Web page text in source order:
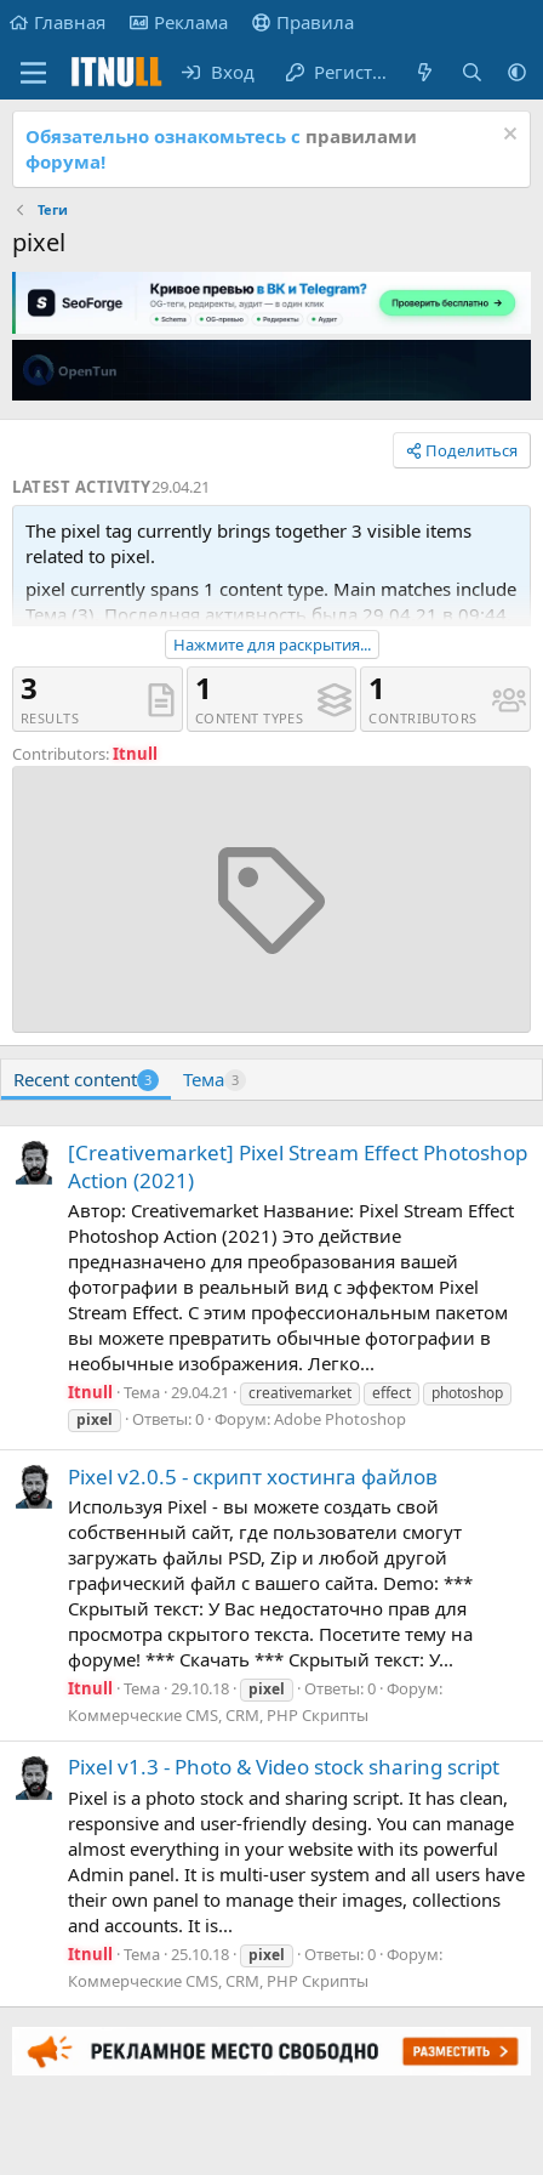
Главная Реклама Правила
Вход Регистрация
Обязательно ознакомьтесь с правилами
форума!
Теги
pixel
Поделиться
LATEST ACTIVITY29.04.21
The pixel tag currently brings together 3 visible items
related to pixel.
pixel currently spans 1 content type. Main matches include
Тема (3). Последняя активность была 29.04.21 в 09:44.
Recent tagged content includes Тема '[Creativemarket]
Pixel Stream Effect Photoshop Action (2021)', Тема 'Pixel
v2.0.5 - скрипт хостинга файлов' and Тема 'Pixel v1.3 -
Photo &amp;amp; Video stock sharing script'.
Нажмите для раскрытия...
3
RESULTS
1
CONTENT TYPES
1
CONTRIBUTORS
Contributors:Itnull
Recent content 3 Тема 3
[Creativemarket] Pixel Stream Effect Photoshop
Action (2021)
Автор: Creativemarket Название: Pixel Stream Effect
Photoshop Action (2021) Это действие
предназначено для преобразования вашей
фотографии в реальный вид с эффектом Pixel
Stream Effect. С этим профессиональным пакетом
вы можете превратить обычные фотографии в
необычные изображения. Легко...
Itnull Тема 29.04.21 creativemarket effect
photoshop
pixel
Ответы: 0 Форум:Adobe Photoshop
Pixel v2.0.5 - скрипт хостинга файлов
Используя Pixel - вы можете создать свой
собственный сайт, где пользователи смогут
загружать файлы PSD, Zip и любой другой
графический файл с вашего сайта. Demo: ***
Скрытый текст: У Вас недостаточно прав для
просмотра скрытого текста. Посетите тему на
форуме! *** Скачать *** Скрытый текст: У...
Itnull Тема 29.10.18 pixel Ответы: 0 Форум:
Коммерческие CMS, CRM, PHP Скрипты
Pixel v1.3 - Photo & Video stock sharing script
Pixel is a photo stock and sharing script. It has clean,
responsive and user-friendly desing. You can manage
almost everything in your website with its powerful
Admin panel. It is multi-user system and all users have
their own panel to manage their images, collections
and accounts. It is...
Itnull Тема 25.10.18 pixel Ответы: 0 Форум:
Коммерческие CMS, CRM, PHP Скрипты